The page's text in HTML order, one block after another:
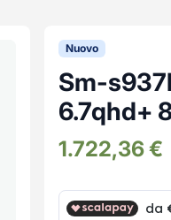
Nuovo
Sm-
6.7qhd+
1.722,36€